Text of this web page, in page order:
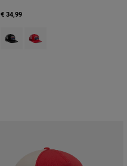
€ 34,99
Product swatch type of Zwart.
Product swatch type of